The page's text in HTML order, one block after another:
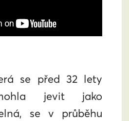
se před 32 lety
jevit jako
se v průběhu